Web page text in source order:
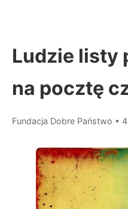
Ludzie listy
na pocztę
Fundacja Dobre Państwo •